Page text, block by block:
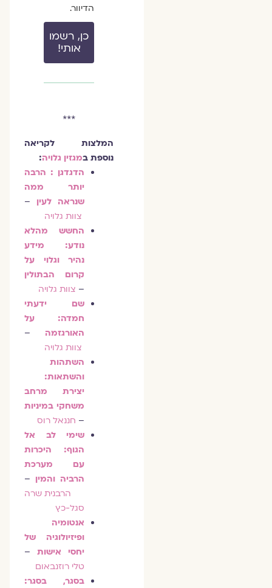
הדיוור.
כן, רשמו
אותי!
***
המלצות לקריאה
נוספת ב מגזין גלויה:
הדגדגן : הרבה
יותר ממה
שנראה לעין–
צוות גלויה
החשש מהלא
נודע: מידע
נהיר וגלוי על
קרום הבתולין
–צוות גלויה
שם ידעתי
חמדה: על
האורגזמה–
צוות גלויה
השתהות
והשתאות:
יצירת מרחב
משחקי במיניות
–חננאל רוס
שימי לב אל
הגוף: היכרות
עם מערכת
הרביה והמין–
הרבנית שרה
סגל-כץ
אנטומיה
ופיזיולוגיה של
יחסי אישות–
טלי רוזנבאום
בסגר, בסגר: